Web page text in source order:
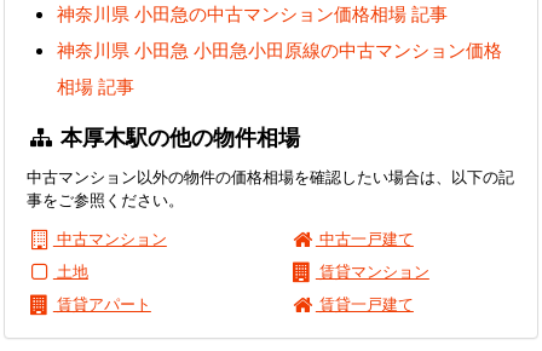
神奈川県 小田急の中古マンション価格相場 記事
神奈川県 小田急 小田急小田原線の中古マンション価格
相場 記事
本厚木駅の他の物件相場
中古マンション以外の物件の価格相場を確認したい場合は、以下の記
事をご参照ください。
中古マンション
中古一戸建て
土地
賃貸マンション
賃貸アパート
賃貸一戸建て